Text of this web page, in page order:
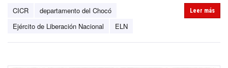
CICR
departamento del Chocó
Ejército de Liberación Nacional
ELN
Leer más